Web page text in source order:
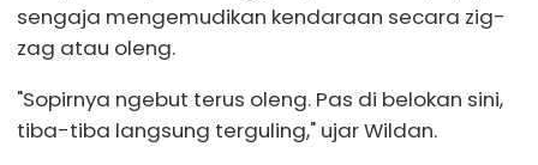
sengaja mengemudikan kendaraan secara zig-
zag atau oleng.
"Sopirnya ngebut terus oleng. Pas di belokan sini,
tiba-tiba langsung terguling," ujar Wildan.